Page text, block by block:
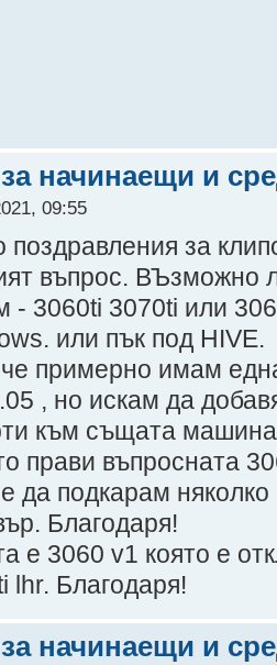
начинаещи и
09:55
за
въпрос. ВЪзможно
- 3060ti 3070ti или
или пък под HIVE.
примерно имам
, но искам да
към същата
прави въпросната
да подкарам няколко
Благодаря!
е 3060 v1 която е
lhr. Благодаря!
начинаещи и